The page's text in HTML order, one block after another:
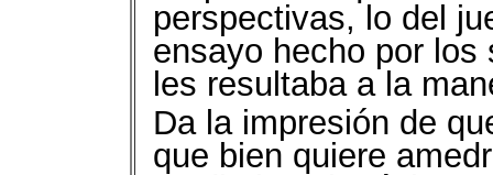
perspectivas, lo del
ensayo hecho por
les resultaba a la
Da la impresión de
que bien quiere